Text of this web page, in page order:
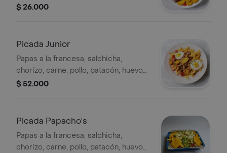
de codorniz y vegetales, (para 1
$ 26.000
Picada Junior
Papas a la francesa, salchicha,
chorizo, carne, pollo, patacón, huevo
de codorniz y vegetales, (para 2
$ 52.000
Picada Papacho's
Papas a la francesa, salchicha,
chorizo, carne, pollo, patacón, huevo